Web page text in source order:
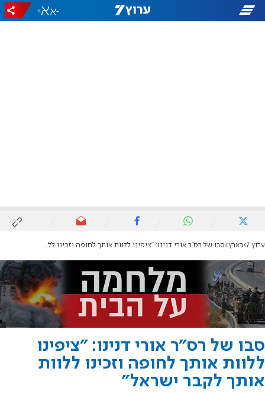
-
+
ערוץ 7 בארץ סבו של רס"ר אורי דנינו: "ציפינו ללוות אותך לחופה וזכינו ללוות אותך לקבר ישראל"
סבו של רס"ר אורי דנינו: "ציפינו
ללוות אותך לחופה וזכינו ללוות
אותך לקבר ישראל"